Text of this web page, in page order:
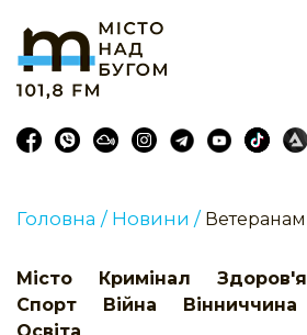
Головна / Новини / Ветеранам
Місто Кримінал Здоров'я
Спорт
Війна Вінниччина